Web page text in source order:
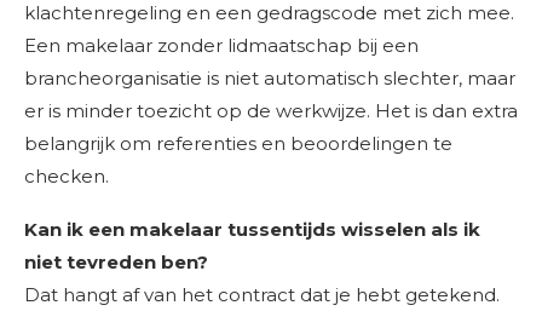
klachtenregeling en een gedragscode met zich mee.
Een makelaar zonder lidmaatschap bij een
brancheorganisatie is niet automatisch slechter, maar
er is minder toezicht op de werkwijze. Het is dan extra
belangrijk om referenties en beoordelingen te
checken.
Kan ik een makelaar tussentijds wisselen als ik
niet tevreden ben?
Dat hangt af van het contract dat je hebt getekend.